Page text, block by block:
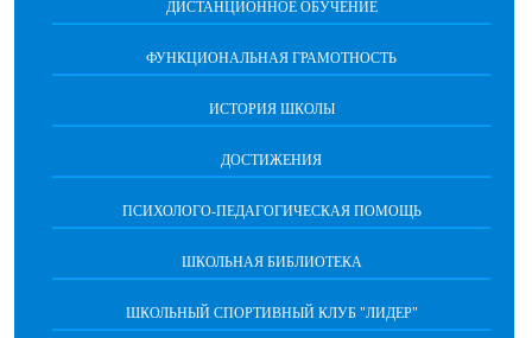
ДИСТАНЦИОННОЕ ОБУЧЕНИЕ
ФУНКЦИОНАЛЬНАЯ ГРАМОТНОСТЬ
ИСТОРИЯ ШКОЛЫ
ДОСТИЖЕНИЯ
ПСИХОЛОГО-ПЕДАГОГИЧЕСКАЯ ПОМОЩЬ
ШКОЛЬНАЯ БИБЛИОТЕКА
ШКОЛЬНЫЙ СПОРТИВНЫЙ КЛУБ "ЛИДЕР"